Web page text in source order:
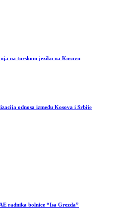
na turskom jeziku na Kosovu
odnosa između Kosova i Srbije
radnika bolnice “Isa Grezda”